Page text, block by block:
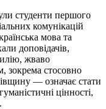
студенти першого
комунікацій
мова та
доповідачів,
жваво
зокрема стосовно
— означає стати
цінності,